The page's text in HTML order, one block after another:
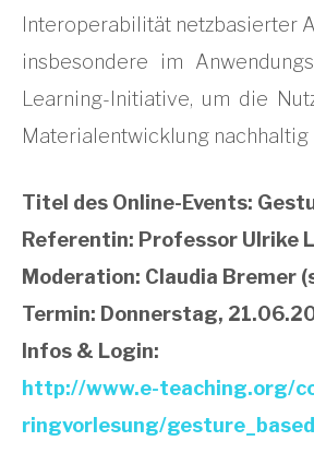
Interoperabilität netzbasierter
insbesondere im
Learning-Initiative, um die
Materialentwicklung
Titel des Online-Events:
Referentin: Professor Ulrike
Moderation: Claudia
Termin: Donnerstag,
Infos & Login:
http://www.e-teaching.org/
ringvorlesung/